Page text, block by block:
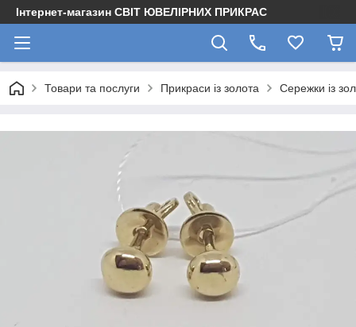
Інтернет-магазин СВІТ ЮВЕЛІРНИХ ПРИКРАС
Товари та послуги Прикраси із золота Сережки із